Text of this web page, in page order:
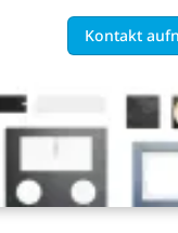
Kontakt